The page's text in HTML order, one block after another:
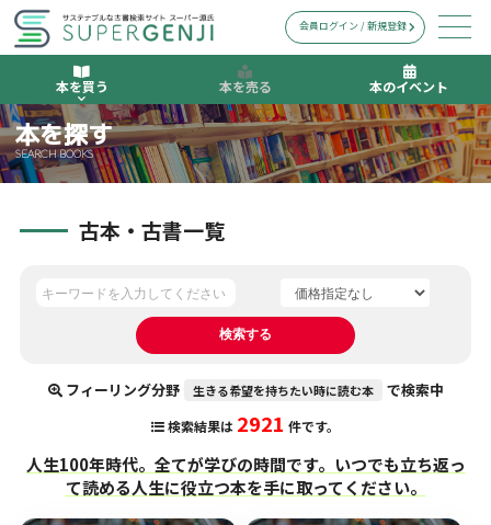
本を買う 本を売る 本のイベント
会員ログイン / 新規登録
本を探す
SEARCH BOOKS
古本・古書一覧
フィーリング分野 生きる希望を持ちたい時に読む本 で検索中
検索結果は 2921 件です。
人生100年時代。全てが学びの時間です。いつでも立ち返っ
て読める人生に役立つ本を手に取ってください。